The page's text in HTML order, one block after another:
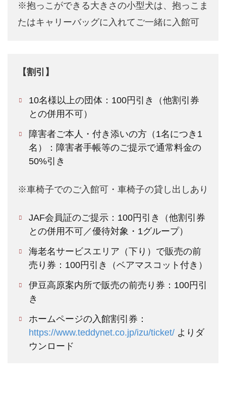
※抱っこができる大きさの小型犬は、抱っこま
たはキャリーバッグに入れてご一緒に入館可
【割引】
10名様以上の団体：100円引き（他割引券
との併用不可）
障害者ご本人・付き添いの方（1名につき1
名）：障害者手帳等のご提示で通常料金の
50%引き
※車椅子でのご入館可・車椅子の貸し出しあり
JAF会員証のご提示：100円引き（他割引券
との併用不可／優待対象・1グループ）
海老名サービスエリア（下り）で販売の前
売り券：100円引き（ベアマスコット付き）
伊豆高原案内所で販売の前売り券：100円引
き
ホームページの入館割引券：
https://www.teddynet.co.jp/izu/ticket/ よりダ
ウンロード